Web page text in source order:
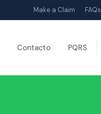
Make a Claim FAQs
Contacto PQRS